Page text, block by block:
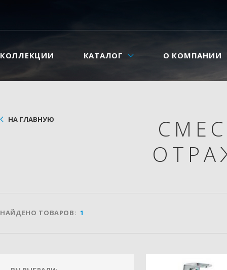
КОЛЛЕКЦИИ КАТАЛОГ О КОМПАНИИ
НА ГЛАВНУЮ
НАЙДЕНО ТОВАРОВ: 1